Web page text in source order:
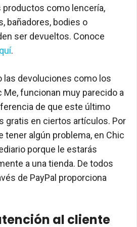
productos como lencería,
bañadores, bodies o
ser devueltos. Conoce
.
las devoluciones como los
funcionan muy parecido a
de que este último
gratis en ciertos artículos. Por
tener algún problema, en Chic
porque le estarás
a una tienda. De todos
de PayPal proporciona
al cliente